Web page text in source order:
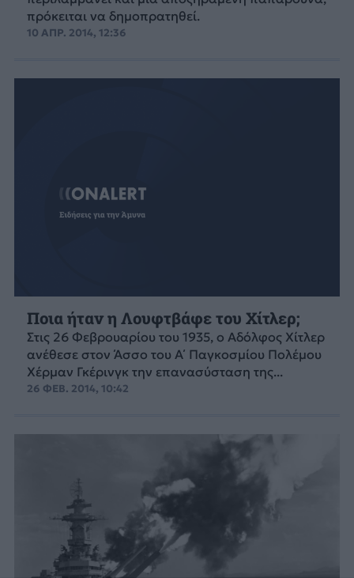
πρόκειται να δημοπρατηθεί.
10 ΑΠΡ. 2014, 12:36
Ποια ήταν η Λουφτβάφε του Χίτλερ;
Στις 26 Φεβρουαρίου του 1935, ο Αδόλφος Χίτλερ
ανέθεσε στον Άσσο του Α΄ Παγκοσμίου Πολέμου
Χέρμαν Γκέρινγκ την επανασύσταση της...
26 ΦΕΒ. 2014, 10:42